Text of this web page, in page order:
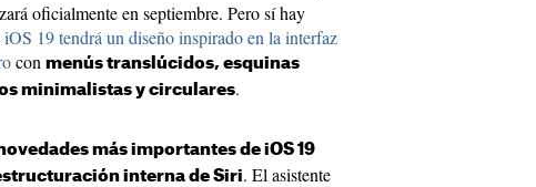
oficialmente en septiembre. Pero sí hay
iOS 19 tendrá un diseño inspirado en la interfaz
con menús translúcidos, esquinas
minimalistas y circulares.
más importantes de iOS 19
interna de Siri. El asistente